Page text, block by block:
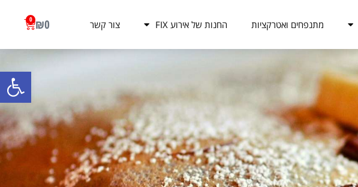
פתח
מתנפחים ואטרקציות החנות של אירוע FIX צור קשר ₪0
0